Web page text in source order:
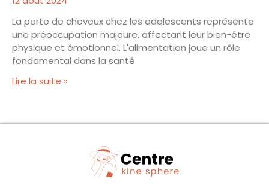
La perte de cheveux chez les adolescents représente
une préoccupation majeure, affectant leur bien-être
physique et émotionnel. L'alimentation joue un rôle
fondamental dans la santé
Lire la suite »